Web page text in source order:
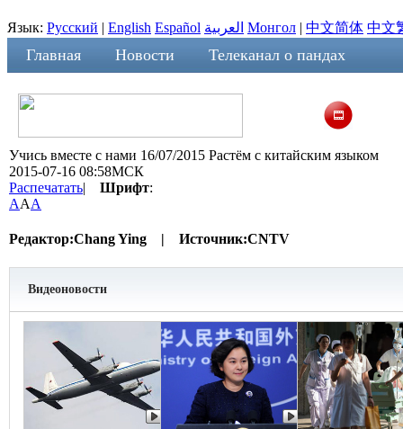
Язык: Русский | English Español العربية Монгол | 中文简体 中文
Главная Новости Телеканал о пандах
Учись вместе с нами 16/07/2015 Растём с китайским языком
2015-07-16 08:58МСК
Распечатать| Шрифт:
AAA
Редактор:Chang Ying | Источник:CNTV
Видеоновости